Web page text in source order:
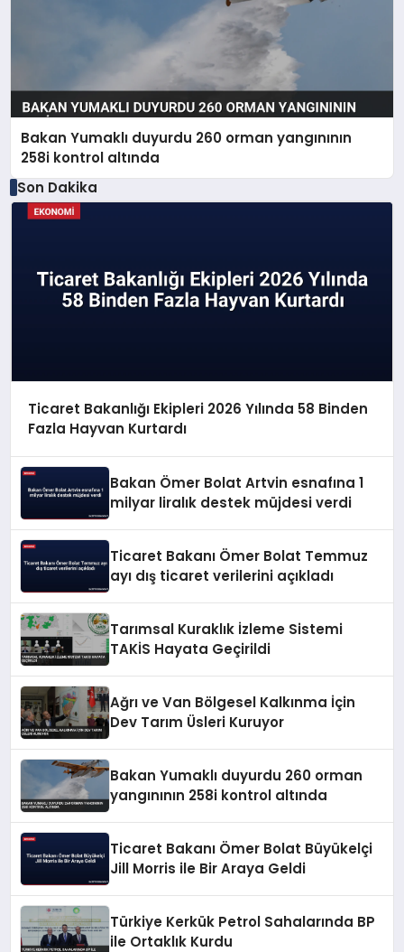
Bakan Yumaklı duyurdu 260 orman yangınının
258i kontrol altında
Son Dakika
Ticaret Bakanlığı Ekipleri 2026 Yılında 58 Binden
Fazla Hayvan Kurtardı
Bakan Ömer Bolat Artvin esnafına 1
milyar liralık destek müjdesi verdi
Ticaret Bakanı Ömer Bolat Temmuz
ayı dış ticaret verilerini açıkladı
Tarımsal Kuraklık İzleme Sistemi
TAKİS Hayata Geçirildi
Ağrı ve Van Bölgesel Kalkınma İçin
Dev Tarım Üsleri Kuruyor
Bakan Yumaklı duyurdu 260 orman
yangınının 258i kontrol altında
Ticaret Bakanı Ömer Bolat Büyükelçi
Jill Morris ile Bir Araya Geldi
Türkiye Kerkük Petrol Sahalarında BP
ile Ortaklık Kurdu